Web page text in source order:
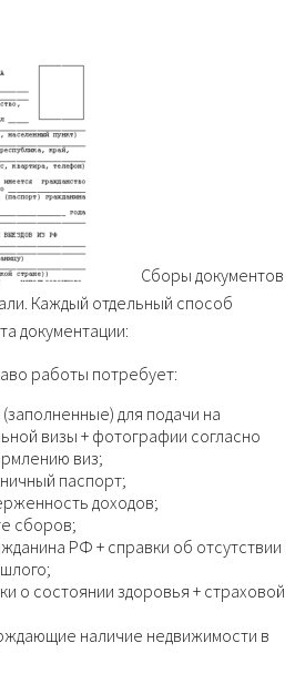
Сборы документов
Каждый отдельный способ
документации:
работы потребует:
для подачи на
визы + фотографии согласно
виз;
паспорт;
доходов;
сборов;
РФ + справки об отсутствии
о состоянии здоровья + страховой
наличие недвижимости в